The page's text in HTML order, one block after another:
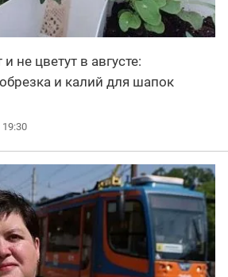
не цветут в августе:
и калий для шапок
19:30